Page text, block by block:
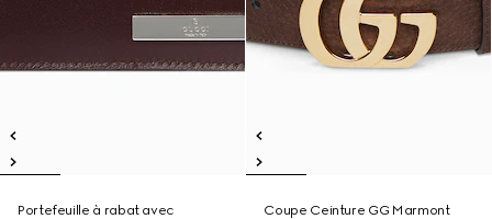
Portefeuille à rabat avec
Coupe Ceinture GG Marmont